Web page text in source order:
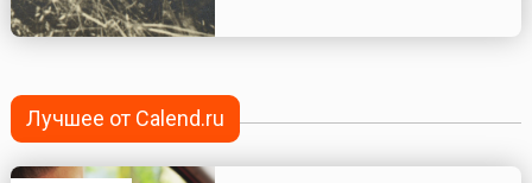
Лучшее от Calend.ru